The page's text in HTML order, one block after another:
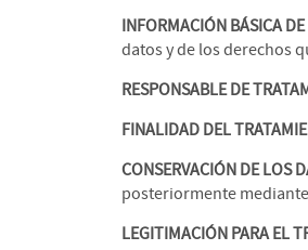
INFORMACIÓN BÁSICA
datos y de los derechos
RESPONSABLE DE
FINALIDAD DEL
CONSERVACIÓN DE LOS
posteriormente
LEGITIMACIÓN PARA EL